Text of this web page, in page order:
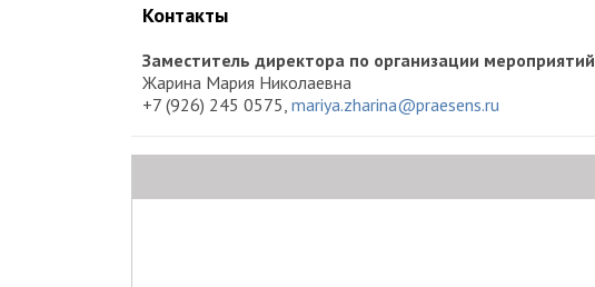
Контакты
Заместитель директора по организации мероприятий
Жарина Мария Николаевна
+7 (926) 245 0575, mariya.zharina@praesens.ru